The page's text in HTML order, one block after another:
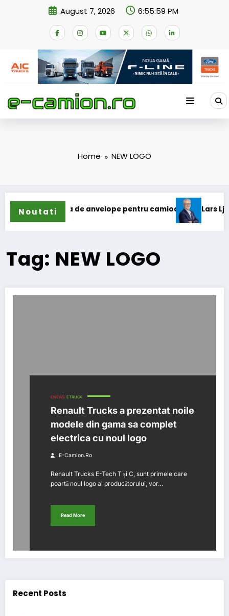
August 7, 2026 6:55:59 PM
Home NEW LOGO
Noutati
gama de anvelope pentru camioane Lars
Tag: NEW LOGO
ENEWS ETRUCK
Renault Trucks a prezentat noile
modele din gama sa complet
electrica cu noul logo
E-Camion.ro
Renault Trucks E-Tech T și C, sunt primele care
poartă noul logo al producătorului, vor…
Read More
Recent Posts